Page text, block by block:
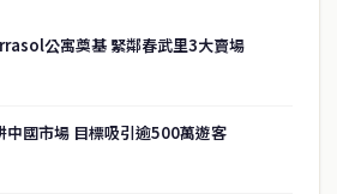
公寓奠基 緊鄰春武里3大賣場
中國市場 目標吸引逾500萬遊客